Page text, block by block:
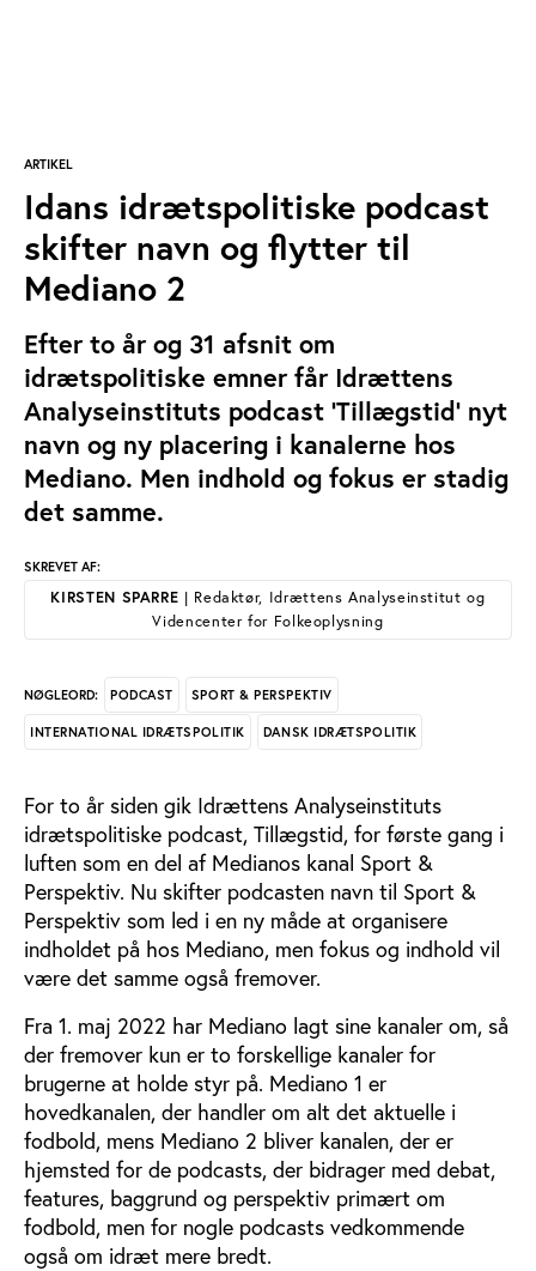
ARTIKEL
Idans idrætspolitiske podcast
skifter navn og flytter til
Mediano 2
Efter to år og 31 afsnit om
idrætspolitiske emner får Idrættens
Analyseinstituts podcast ’Tillægstid’ nyt
navn og ny placering i kanalerne hos
Mediano. Men indhold og fokus er stadig
det samme.
SKREVET AF:
KIRSTEN SPARRE | Redaktør, Idrættens Analyseinstitut og
Videncenter for Folkeoplysning
NØGLEORD: PODCAST SPORT & PERSPEKTIV
INTERNATIONAL IDRÆTSPOLITIK DANSK IDRÆTSPOLITIK
For to år siden gik Idrættens Analyseinstituts
idrætspolitiske podcast, Tillægstid, for første gang i
luften som en del af Medianos kanal Sport &
Perspektiv. Nu skifter podcasten navn til Sport &
Perspektiv som led i en ny måde at organisere
indholdet på hos Mediano, men fokus og indhold vil
være det samme også fremover.
Fra 1. maj 2022 har Mediano lagt sine kanaler om, så
der fremover kun er to forskellige kanaler for
brugerne at holde styr på. Mediano 1 er
hovedkanalen, der handler om alt det aktuelle i
fodbold, mens Mediano 2 bliver kanalen, der er
hjemsted for de podcasts, der bidrager med debat,
features, baggrund og perspektiv primært om
fodbold, men for nogle podcasts vedkommende
også om idræt mere bredt.